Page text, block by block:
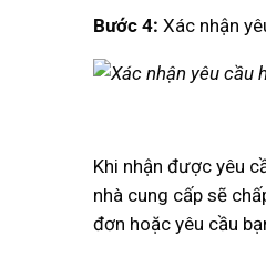
Bước 4: Xác nhận
Khi nhận được yêu
nhà cung cấp sẽ
đơn hoặc yêu cầu